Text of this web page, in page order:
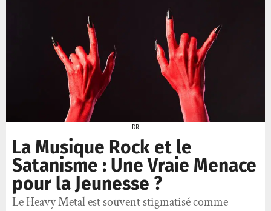
DR
La Musique Rock et le
Satanisme : Une Vraie Menace
pour la Jeunesse ?
Le Heavy Metal est souvent stigmatisé comme